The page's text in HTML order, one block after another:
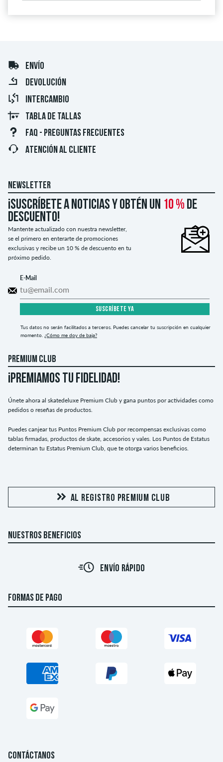
ENVÍO
DEVOLUCIÓN
INTERCAMBIO
TABLA DE TALLAS
FAQ - PREGUNTAS FRECUENTES
ATENCIÓN AL CLIENTE
NEWSLETTER
¡Suscríbete a noticias y obtén un 10 % de
descuento!
Mantente actualizado con nuestra newsletter,
se el primero en enterarte de promociones
exclusivas y recibe un 10 % de descuento en tu
próximo pedido.
E-Mail
SUSCRÍBETE YA
Tus datos no serán facilitados a terceros. Puedes cancelar tu suscripción en cualquier
momento. ¿Cómo me doy de baja?
PREMIUM CLUB
¡PREMIAMOS TU FIDELIDAD!
Únete ahora al skatedeluxe Premium Club y gana puntos por actividades como
pedidos o reseñas de productos.
Puedes canjear tus Puntos Premium Club por recompensas exclusivas como
tablas firmadas, productos de skate, accesorios y vales. Los Puntos de Estatus
determinan tu Estatus Premium Club, que te otorga varios beneficios.
AL REGISTRO PREMIUM CLUB
NUESTROS BENEFICIOS
ENVÍO RÁPIDO
FORMAS DE PAGO
CONTÁCTANOS